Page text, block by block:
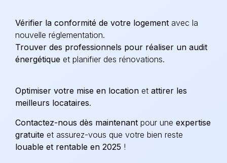
Vérifier la conformité de votre logement avec la
nouvelle réglementation.
Trouver des professionnels pour réaliser un audit
énergétique et planifier des rénovations.
Optimiser votre mise en location et attirer les
meilleurs locataires.
Contactez-nous dès maintenant pour une expertise
gratuite et assurez-vous que votre bien reste
louable et rentable en 2025 !